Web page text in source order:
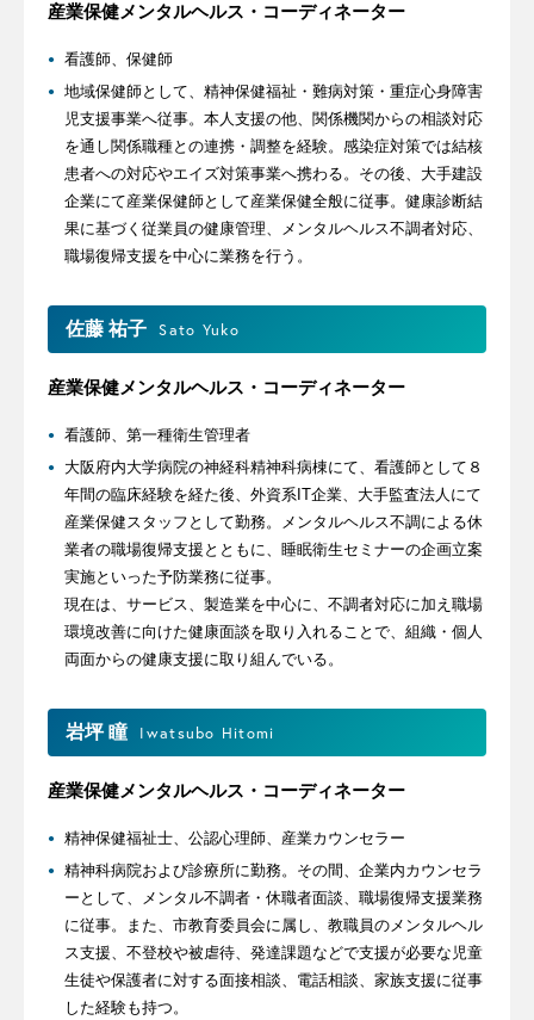
産業保健メンタルヘルス・コーディネーター
看護師、保健師
地域保健師として、精神保健福祉・難病対策・重症心身障害
児支援事業へ従事。本人支援の他、関係機関からの相談対応
を通し関係職種との連携・調整を経験。感染症対策では結核
患者への対応やエイズ対策事業へ携わる。その後、大手建設
企業にて産業保健師として産業保健全般に従事。健康診断結
果に基づく従業員の健康管理、メンタルヘルス不調者対応、
職場復帰支援を中心に業務を行う。
佐藤 祐子 Sato Yuko
産業保健メンタルヘルス・コーディネーター
看護師、第一種衛生管理者
大阪府内大学病院の神経科精神科病棟にて、看護師として８
年間の臨床経験を経た後、外資系IT企業、大手監査法人にて
産業保健スタッフとして勤務。メンタルヘルス不調による休
業者の職場復帰支援とともに、睡眠衛生セミナーの企画立案
実施といった予防業務に従事。
現在は、サービス、製造業を中心に、不調者対応に加え職場
環境改善に向けた健康面談を取り入れることで、組織・個人
両面からの健康支援に取り組んでいる。
岩坪 瞳 Iwatsubo Hitomi
産業保健メンタルヘルス・コーディネーター
精神保健福祉士、公認心理師、産業カウンセラー
精神科病院および診療所に勤務。その間、企業内カウンセラ
ーとして、メンタル不調者・休職者面談、職場復帰支援業務
に従事。また、市教育委員会に属し、教職員のメンタルヘル
ス支援、不登校や被虐待、発達課題などで支援が必要な児童
生徒や保護者に対する面接相談、電話相談、家族支援に従事
した経験も持つ。